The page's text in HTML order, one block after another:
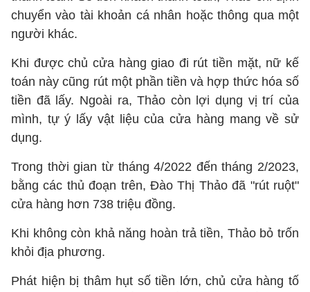
chuyển vào tài khoản cá nhân hoặc thông qua một
người khác.
Khi được chủ cửa hàng giao đi rút tiền mặt, nữ kế
toán này cũng rút một phần tiền và hợp thức hóa số
tiền đã lấy. Ngoài ra, Thảo còn lợi dụng vị trí của
mình, tự ý lấy vật liệu của cửa hàng mang về sử
dụng.
Trong thời gian từ tháng 4/2022 đến tháng 2/2023,
bằng các thủ đoạn trên, Đào Thị Thảo đã "rút ruột"
cửa hàng hơn 738 triệu đồng.
Khi không còn khả năng hoàn trả tiền, Thảo bỏ trốn
khỏi địa phương.
Phát hiện bị thâm hụt số tiền lớn, chủ cửa hàng tố